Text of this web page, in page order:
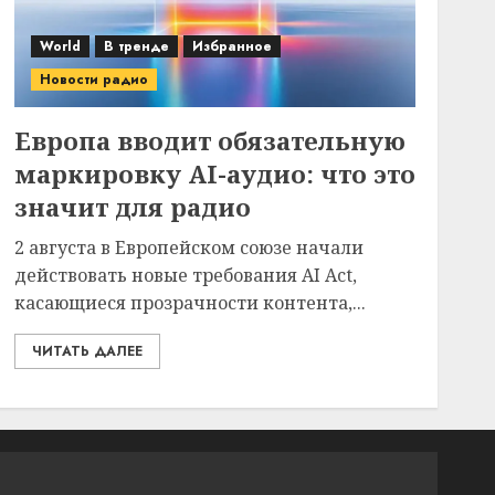
World В тренде
Избранное
Новости радио
Европа вводит обязательную
маркировку AI-аудио: что это
значит для радио
2 августа в Европейском союзе начали
действовать новые требования AI Act,
касающиеся прозрачности контента,...
ЧИТАТЬ ДАЛЕЕ